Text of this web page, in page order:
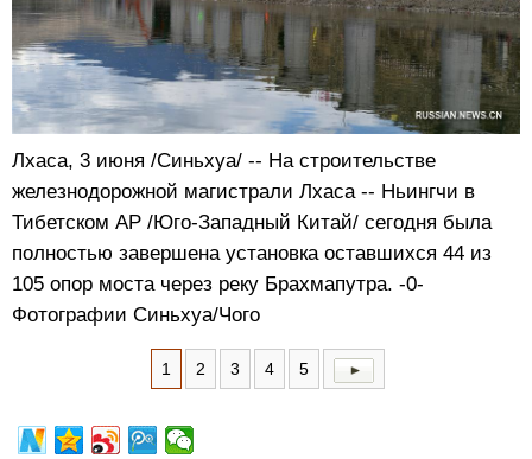
Лхаса, 3 июня /Синьхуа/ -- На строительстве
железнодорожной магистрали Лхаса -- Ньингчи в
Тибетском АР /Юго-Западный Китай/ сегодня была
полностью завершена установка оставшихся 44 из
105 опор моста через реку Брахмапутра. -0-
Фотографии Синьхуа/Чого
1 2 3 4 5